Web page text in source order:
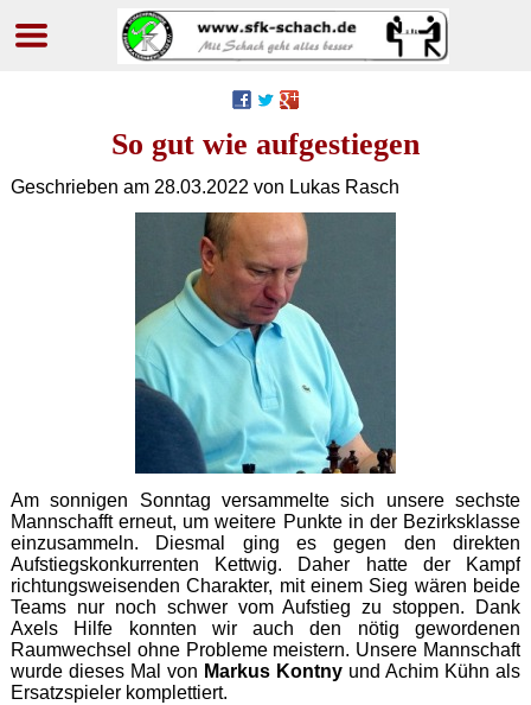
So gut wie aufgestiegen
Geschrieben am 28.03.2022 von Lukas Rasch
Am sonnigen Sonntag versammelte sich unsere sechste
Mannschafft erneut, um weitere Punkte in der Bezirksklasse
einzusammeln. Diesmal ging es gegen den direkten
Aufstiegskonkurrenten Kettwig. Daher hatte der Kampf
richtungsweisenden Charakter, mit einem Sieg wären beide
Teams nur noch schwer vom Aufstieg zu stoppen. Dank
Axels Hilfe konnten wir auch den nötig gewordenen
Raumwechsel ohne Probleme meistern. Unsere Mannschaft
wurde dieses Mal von Markus Kontny und Achim Kühn als
Ersatzspieler komplettiert.